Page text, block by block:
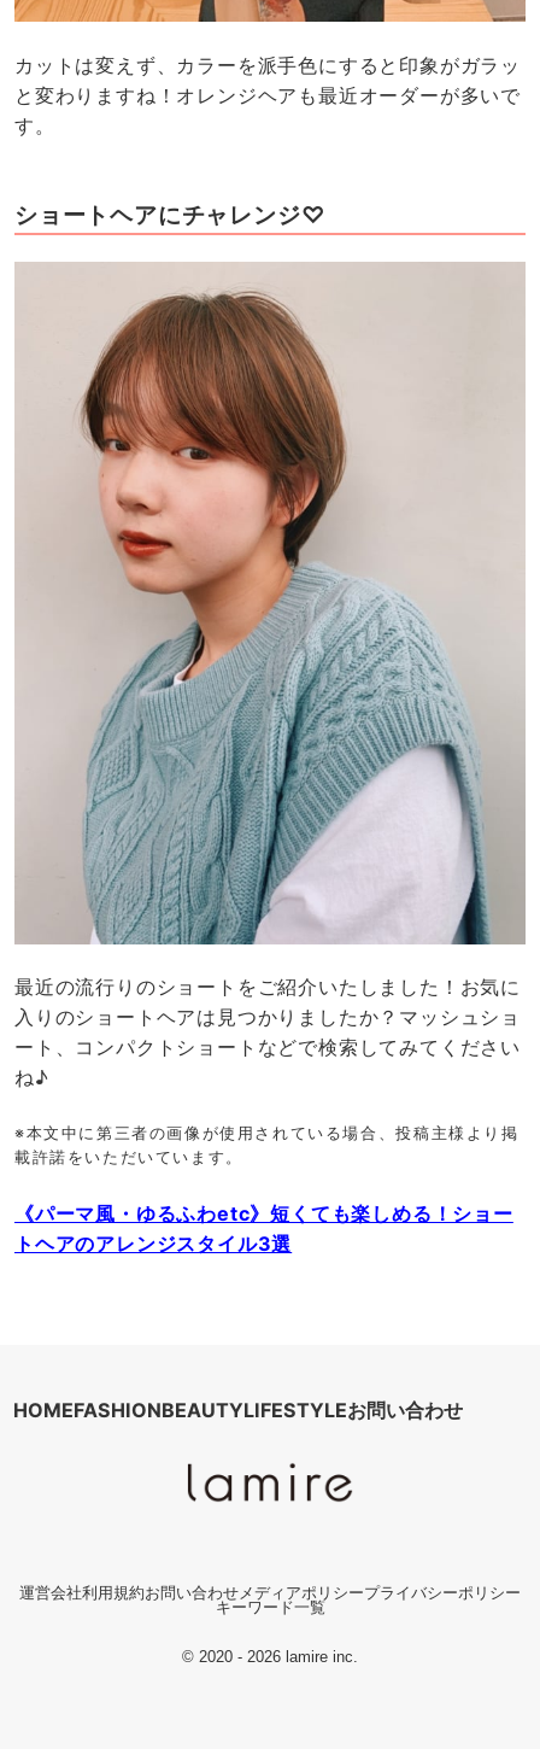
カットは変えず、カラーを派手色にすると印象がガラッ
と変わりますね！オレンジヘアも最近オーダーが多いで
す。
ショートヘアにチャレンジ♡
最近の流行りのショートをご紹介いたしました！お気に
入りのショートヘアは見つかりましたか？マッシュショ
ート、コンパクトショートなどで検索してみてください
ね♪
※本文中に第三者の画像が使用されている場合、投稿主様より掲
載許諾をいただいています。
《パーマ風・ゆるふわetc》短くても楽しめる！ショー
トヘアのアレンジスタイル3選
HOMEFASHIONBEAUTYLIFESTYLEお問い合わせ
運営会社利用規約お問い合わせ メディアポリシープライバシーポリシー
キーワード一覧
© 2020 - 2026 lamire inc.